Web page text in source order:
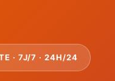
· 7J/7 · 24H/24